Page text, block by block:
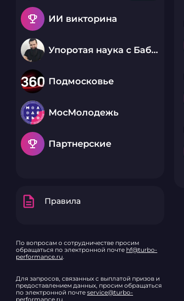
emoji_events ИИ викторина
Упоротая наука с Бабаем Лютым
Подмосковье
МосМолодежь
emoji_events Партнерские
description Правила
По вопросам о сотрудничестве просим
обращаться по электронной почте hf@turbo-
performance.ru.
Для запросов, связанных с выплатой призов и
предоставлением данных, просим обращаться
по электронной почте service@turbo-
performance.ru.